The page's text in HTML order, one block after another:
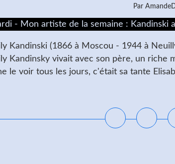
Par
Kandinski (1866 à Moscou - 1944 à
Kandinsky vivait avec son père, un riche
le voir tous les jours, c'était sa tante